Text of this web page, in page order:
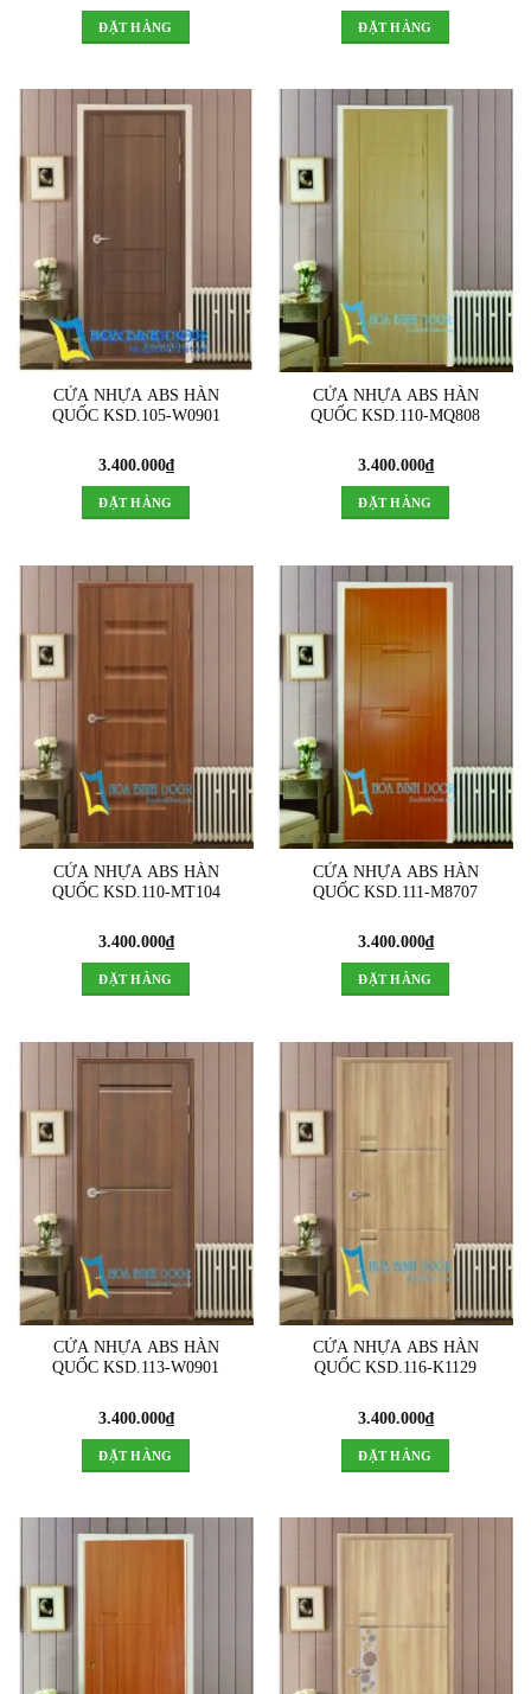
ĐẶT HÀNG ĐẶT HÀNG
CỬA NHỰA ABS HÀN
QUỐC KSD.105-W0901
3.400.000₫
ĐẶT HÀNG
CỬA NHỰA ABS HÀN
QUỐC KSD.110-MQ808
3.400.000₫
ĐẶT HÀNG
CỬA NHỰA ABS HÀN
QUỐC KSD.110-MT104
3.400.000₫
ĐẶT HÀNG
CỬA NHỰA ABS HÀN
QUỐC KSD.111-M8707
3.400.000₫
ĐẶT HÀNG
CỬA NHỰA ABS HÀN
QUỐC KSD.113-W0901
3.400.000₫
ĐẶT HÀNG
CỬA NHỰA ABS HÀN
QUỐC KSD.116-K1129
3.400.000₫
ĐẶT HÀNG